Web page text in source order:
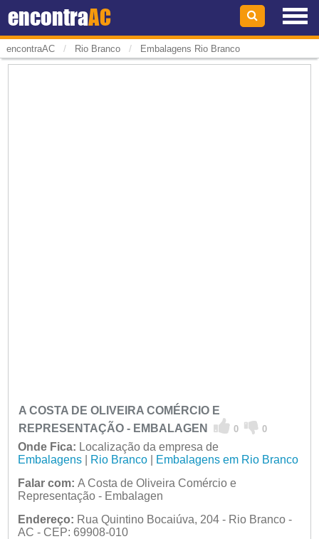
encontraAC
encontraAC / Rio Branco / Embalagens Rio Branco
A COSTA DE OLIVEIRA COMÉRCIO E
REPRESENTAÇÃO - EMBALAGEN
0 0
Onde Fica: Localização da empresa de
Embalagens| Rio Branco|
Embalagens em Rio Branco
Falar com: A Costa de Oliveira Comércio e
Representação - Embalagen
Endereço: Rua Quintino Bocaiúva, 204 - Rio Branco -
AC - CEP: 69908-010